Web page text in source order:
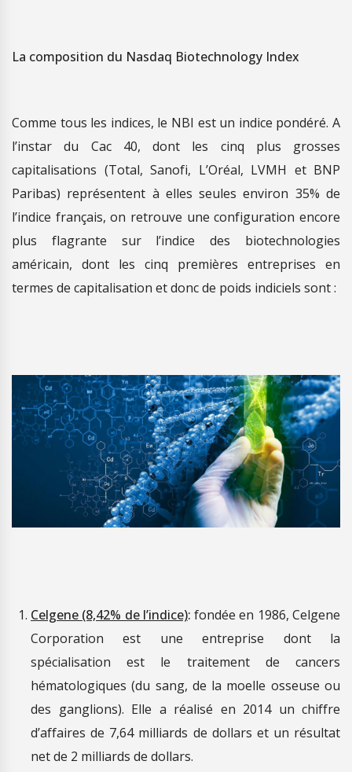
La composition du Nasdaq Biotechnology Index
Comme tous les indices, le NBI est un indice pondéré. A
l’instar du Cac 40, dont les cinq plus grosses
capitalisations (Total, Sanofi, L’Oréal, LVMH et BNP
Paribas) représentent à elles seules environ 35% de
l’indice français, on retrouve une configuration encore
plus flagrante sur l’indice des biotechnologies
américain, dont les cinq premières entreprises en
termes de capitalisation et donc de poids indiciels sont :
Celgene (8,42% de l’indice): fondée en 1986, Celgene
Corporation est une entreprise dont la
spécialisation est le traitement de cancers
hématologiques (du sang, de la moelle osseuse ou
des ganglions). Elle a réalisé en 2014 un chiffre
d’affaires de 7,64 milliards de dollars et un résultat
net de 2 milliards de dollars.